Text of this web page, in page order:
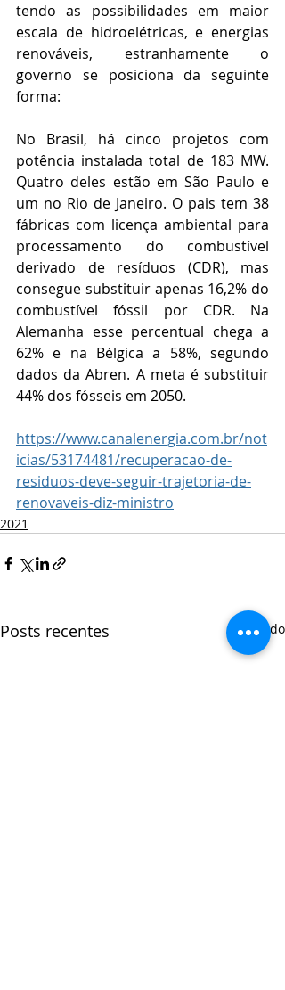
tendo as possibilidades em maior
escala de hidroelétricas, e energias
renováveis, estranhamente o
governo se posiciona da seguinte
forma:
No Brasil, há cinco projetos com
potência instalada total de 183 MW.
Quatro deles estão em São Paulo e
um no Rio de Janeiro. O pais tem 38
fábricas com licença ambiental para
processamento do combustível
derivado de resíduos (CDR), mas
consegue substituir apenas 16,2% do
combustível fóssil por CDR. Na
Alemanha esse percentual chega a
62% e na Bélgica a 58%, segundo
dados da Abren. A meta é substituir
44% dos fósseis em 2050.
https://www.canalenergia.com.br/not
icias/53174481/recuperacao-de-
residuos-deve-seguir-trajetoria-de-
renovaveis-diz-ministro
2021
Posts recentes Ver tudo